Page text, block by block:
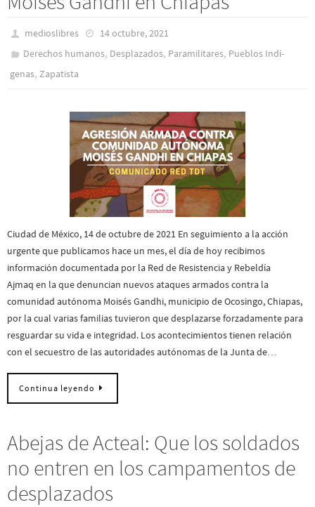
medioslibres
14 octubre, 2021
Derechos humanos, Desplazados, Paramilitares, Pueblos Indí­
genas, Zapatista
Ciudad de México, 14 de octubre de 2021 En seguimiento a la acción
urgente que publicamos hace un mes, el día de hoy recibimos
información documentada por la Red de Resistencia y Rebeldía
Ajmaq en la que denuncian nuevos ataques armados contra la
comunidad autónoma Moisés Gandhi, municipio de Ocosingo, Chiapas,
por la cual varias familias tuvieron que desplazarse forzadamente para
resguardar su vida e integridad. Los acontecimientos tienen relación
con el secuestro de las autoridades autónomas de la Junta de…
Continua leyendo
Abejas de Acteal: Que los soldados
no entren en los campamentos de
desplazados